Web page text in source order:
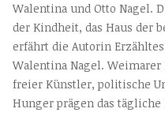
Walentina und Otto Nagel.
der Kindheit, das Haus der
erfährt die Autorin
Walentina Nagel.
freier Künstler, politische
Hunger prägen das tägliche